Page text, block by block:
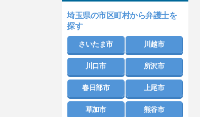
埼玉県の市区町村から弁護士を
探す
さいたま市 川越市
川口市 所沢市
春日部市 上尾市
草加市 熊谷市